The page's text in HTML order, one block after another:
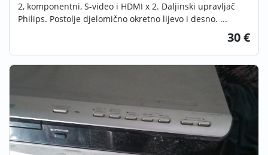
2, komponentni, S-video i HDMI x 2. Daljinski upravljač
Philips. Postolje djelomično okretno lijevo i desno. ...
30 €